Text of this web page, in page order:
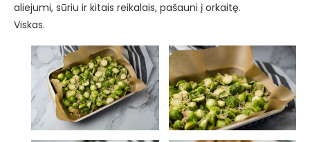
aliejumi, sūriu ir kitais reikalais, pašauni į orkaitę.
Viskas.